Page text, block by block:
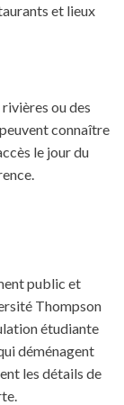
et lieux
ou des
connaître
le jour du
public et
Thompson
étudiante
déménagent
les détails de